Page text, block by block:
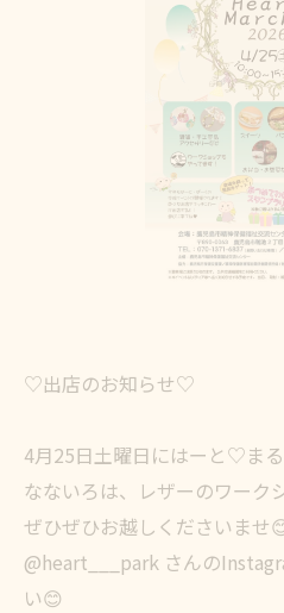
♡出店のお知らせ♡
4月25日土曜日にはーと♡ま
なないろは、レザーのワーク
ぜひぜひお越しくださいませ
@heart___park さんの
い😊